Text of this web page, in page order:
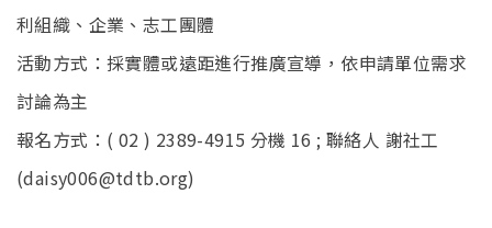
利組織、企業、志工團體
活動方式：採實體或遠距進行推廣宣導，依申請單位需求
討論為主
報名方式：( 02 ) 2389-4915 分機 16 ; 聯絡人 謝社工
(daisy006@tdtb.org)